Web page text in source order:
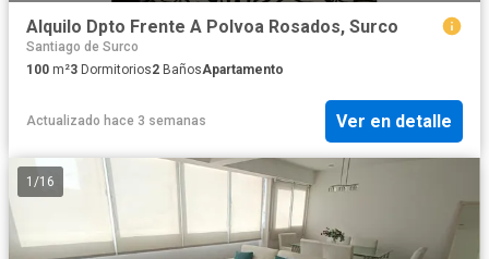
Alquilo Dpto Frente A Polvoa Rosados, Surco
Santiago de Surco
100 m²3 Dormitorios2 BañosApartamento
Actualizado hace 3 semanas Ver en detalle
1 /16